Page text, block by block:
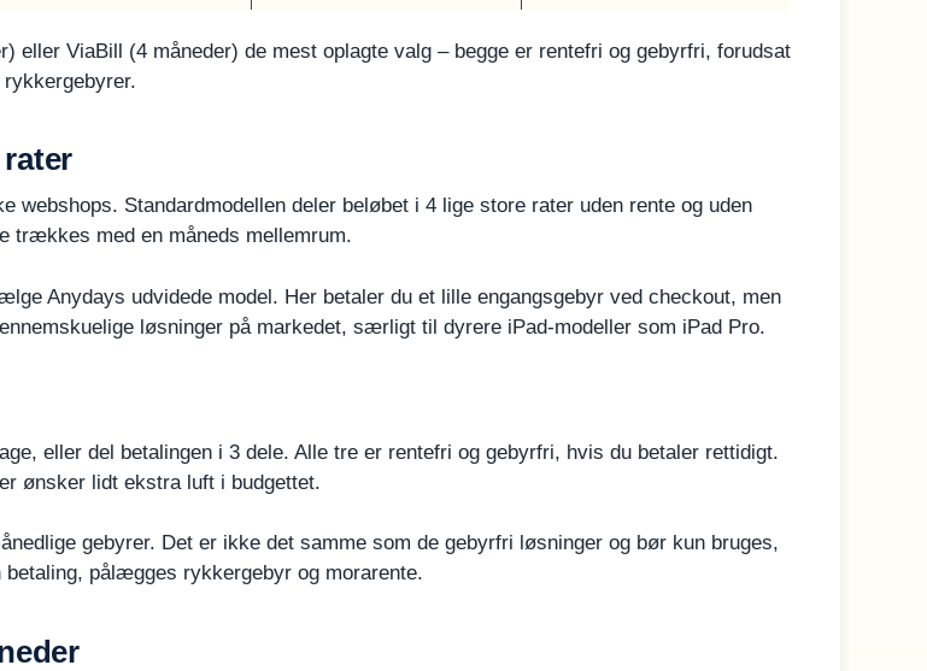
eller ViaBill (4 måneder) de mest oplagte valg – begge er rentefri og gebyrfri, forudsat
webshops. Standardmodellen deler beløbet i 4 lige store rater uden rente og uden
trækkes med en måneds mellemrum.
Anydays udvidede model. Her betaler du et lille engangsgebyr ved checkout, men
løsninger på markedet, særligt til dyrere iPad-modeller som iPad Pro.
eller del betalingen i 3 dele. Alle tre er rentefri og gebyrfri, hvis du betaler rettidigt.
ønsker lidt ekstra luft i budgettet.
gebyrer. Det er ikke det samme som de gebyrfri løsninger og bør kun bruges,
pålægges rykkergebyr og morarente.